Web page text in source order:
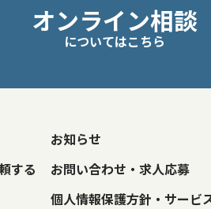
オンライン相談
についてはこちら
する
お知らせ
お問い合わせ・求人応募
個人情報保護方針・サービ